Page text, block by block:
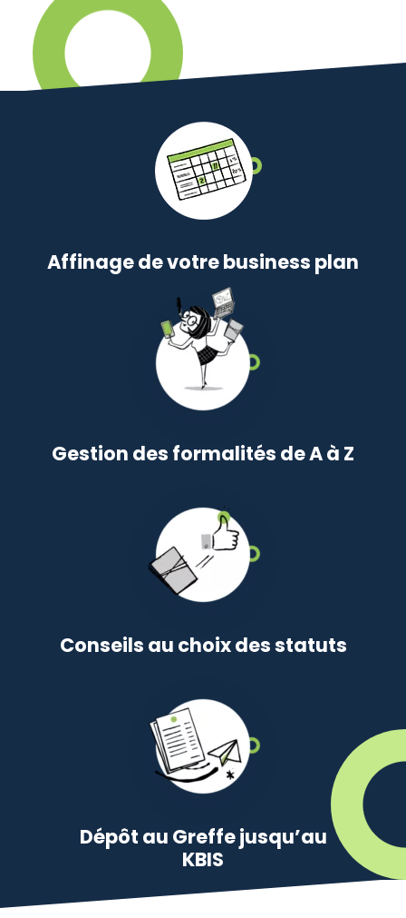
Affinage de votre business plan
Gestion des formalités de A à Z
Conseils au choix des statuts
Dépôt au Greffe jusqu’au
KBIS